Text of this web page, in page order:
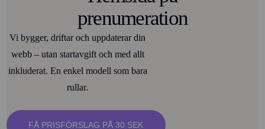
prenumeration
Vi bygger, driftar och uppdaterar din
webb – utan startavgift och med allt
inkluderat. En enkel modell som bara
rullar.
FÅ PRISFÖRSLAG PÅ 30 SEK